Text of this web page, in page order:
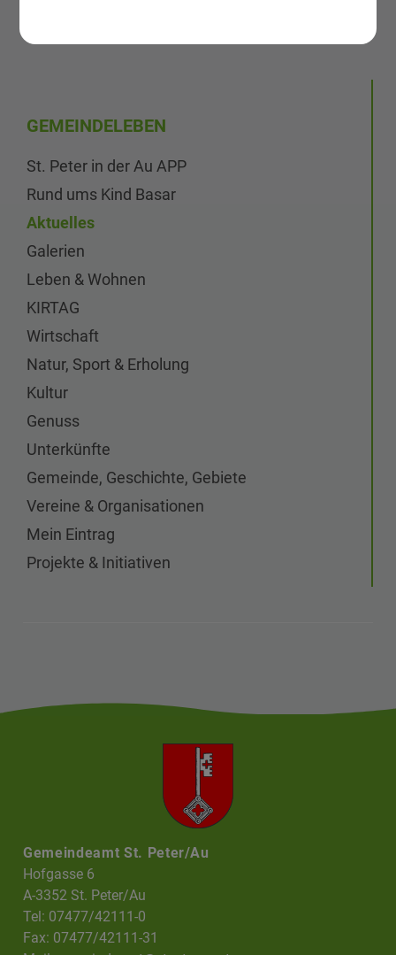
GEMEINDELEBEN
St. Peter in der Au APP
Rund ums Kind Basar
Aktuelles
Galerien
Leben & Wohnen
KIRTAG
Wirtschaft
Natur, Sport & Erholung
Kultur
Genuss
Unterkünfte
Gemeinde, Geschichte, Gebiete
Vereine & Organisationen
Mein Eintrag
Projekte & Initiativen
Gemeindeamt St. Peter/Au
Hofgasse 6
A-3352 St. Peter/Au
Tel: 07477/42111-0
Fax: 07477/42111-31